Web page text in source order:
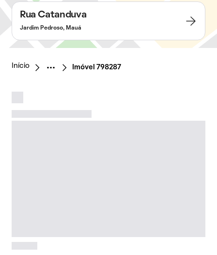
Rua Catanduva
Jardim Pedroso, Mauá
Início Imóvel 798287